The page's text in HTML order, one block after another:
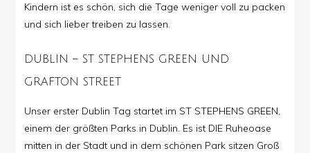
Kindern ist es schön, sich die Tage weniger voll zu packen
und sich lieber treiben zu lassen.
DUBLIN – ST STEPHENS GREEN UND
GRAFTON STREET
Unser erster Dublin Tag startet im ST STEPHENS GREEN,
einem der größten Parks in Dublin. Es ist DIE Ruheoase
mitten in der Stadt und in dem schönen Park sitzen Groß